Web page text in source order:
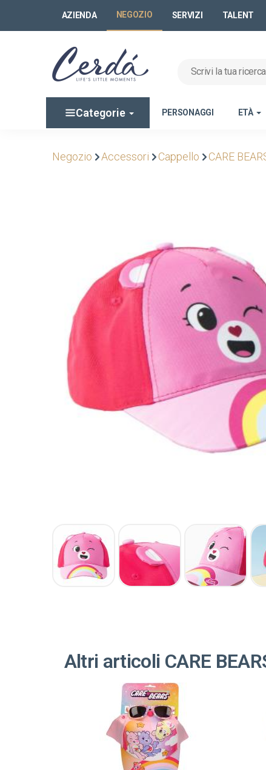
AZIENDA NEGOZIO SERVIZI TALENT
Categorie PERSONAGGI ETÀ
Negozio Accessori Cappello CARE
Altri articoli CARE